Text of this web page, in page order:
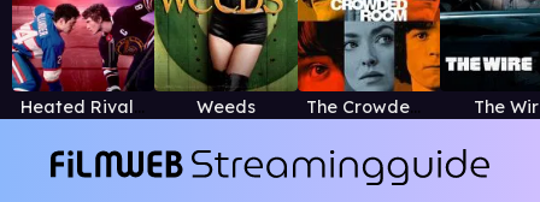
Heated Rivalry Weeds The Crowded Room The